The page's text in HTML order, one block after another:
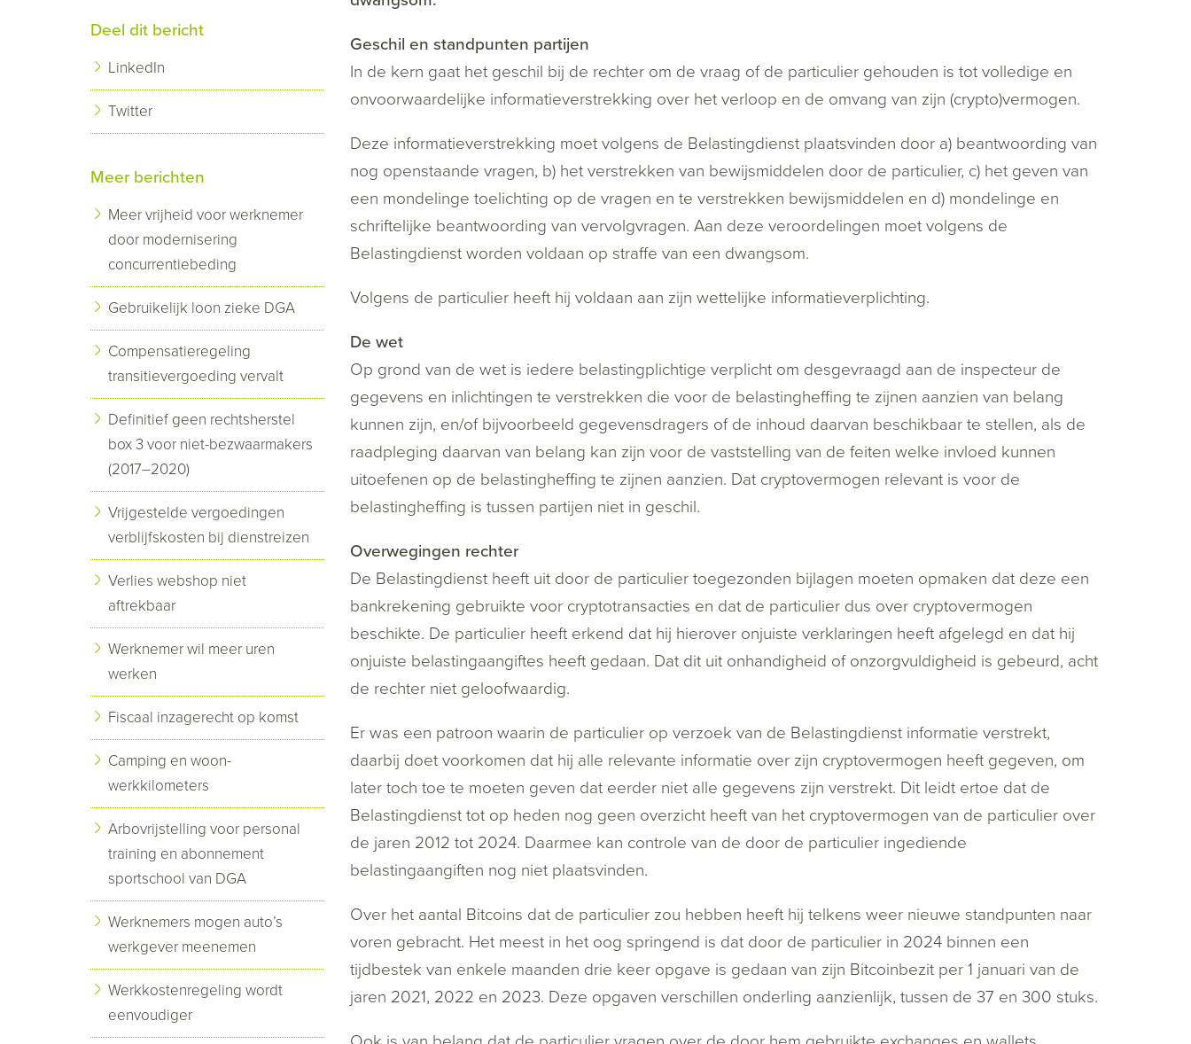
Geschil en standpunten partijen
In de kern gaat het geschil bij de rechter om de vraag of de particulier gehouden is tot volledige en
onvoorwaardelijke informatieverstrekking over het verloop en de omvang van zijn (crypto)vermogen.
Deze informatieverstrekking moet volgens de Belastingdienst plaatsvinden door a) beantwoording van
nog openstaande vragen, b) het verstrekken van bewijsmiddelen door de particulier, c) het geven van
een mondelinge toelichting op de vragen en te verstrekken bewijsmiddelen en d) mondelinge en
schriftelijke beantwoording van vervolgvragen. Aan deze veroordelingen moet volgens de
Belastingdienst worden voldaan op straffe van een dwangsom.
Volgens de particulier heeft hij voldaan aan zijn wettelijke informatieverplichting.
De wet
Op grond van de wet is iedere belastingplichtige verplicht om desgevraagd aan de inspecteur de
gegevens en inlichtingen te verstrekken die voor de belastingheffing te zijnen aanzien van belang
kunnen zijn, en/of bijvoorbeeld gegevensdragers of de inhoud daarvan beschikbaar te stellen, als de
raadpleging daarvan van belang kan zijn voor de vaststelling van de feiten welke invloed kunnen
uitoefenen op de belastingheffing te zijnen aanzien. Dat cryptovermogen relevant is voor de
belastingheffing is tussen partijen niet in geschil.
Overwegingen rechter
De Belastingdienst heeft uit door de particulier toegezonden bijlagen moeten opmaken dat deze een
bankrekening gebruikte voor cryptotransacties en dat de particulier dus over cryptovermogen
beschikte. De particulier heeft erkend dat hij hierover onjuiste verklaringen heeft afgelegd en dat hij
onjuiste belastingaangiftes heeft gedaan. Dat dit uit onhandigheid of onzorgvuldigheid is gebeurd, acht
de rechter niet geloofwaardig.
Er was een patroon waarin de particulier op verzoek van de Belastingdienst informatie verstrekt,
daarbij doet voorkomen dat hij alle relevante informatie over zijn cryptovermogen heeft gegeven, om
later toch toe te moeten geven dat eerder niet alle gegevens zijn verstrekt. Dit leidt ertoe dat de
Belastingdienst tot op heden nog geen overzicht heeft van het cryptovermogen van de particulier over
de jaren 2012 tot 2024. Daarmee kan controle van de door de particulier ingediende
belastingaangiften nog niet plaatsvinden.
Over het aantal Bitcoins dat de particulier zou hebben heeft hij telkens weer nieuwe standpunten naar
voren gebracht. Het meest in het oog springend is dat door de particulier in 2024 binnen een
tijdbestek van enkele maanden drie keer opgave is gedaan van zijn Bitcoinbezit per 1 januari van de
jaren 2021, 2022 en 2023. Deze opgaven verschillen onderling aanzienlijk, tussen de 37 en 300 stuks.
Deel dit bericht
LinkedIn
Twitter
Meer berichten
Meer vrijheid voor werknemer
door modernisering
concurrentiebeding
Gebruikelijk loon zieke DGA
Compensatieregeling
transitievergoeding vervalt
Definitief geen rechtsherstel
box 3 voor niet-bezwaarmakers
(2017–2020)
Vrijgestelde vergoedingen
verblijfskosten bij dienstreizen
Verlies webshop niet
aftrekbaar
Werknemer wil meer uren
werken
Fiscaal inzagerecht op komst
Camping en woon-
werkkilometers
Arbovrijstelling voor personal
training en abonnement
sportschool van DGA
Werknemers mogen auto’s
werkgever meenemen
Werkkostenregeling wordt
eenvoudiger